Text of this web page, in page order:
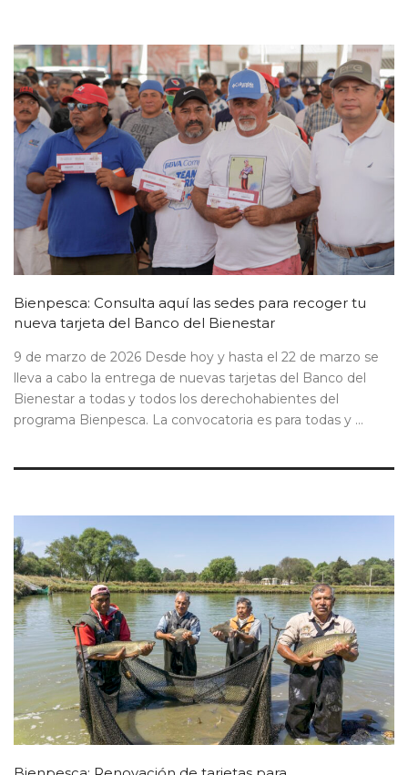
Bienpesca: Consulta aquí las sedes para recoger tu
nueva tarjeta del Banco del Bienestar
9 de marzo de 2026 Desde hoy y hasta el 22 de marzo se
lleva a cabo la entrega de nuevas tarjetas del Banco del
Bienestar a todas y todos los derechohabientes del
programa Bienpesca. La convocatoria es para todas y ...